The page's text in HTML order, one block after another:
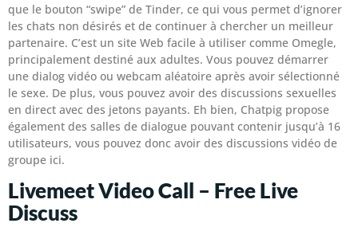
que le bouton “swipe” de Tinder, ce qui vous permet d’ignorer
les chats non désirés et de continuer à chercher un meilleur
partenaire. C’est un site Web facile à utiliser comme Omegle,
principalement destiné aux adultes. Vous pouvez démarrer
une dialog vidéo ou webcam aléatoire après avoir sélectionné
le sexe. De plus, vous pouvez avoir des discussions sexuelles
en direct avec des jetons payants. Eh bien, Chatpig propose
également des salles de dialogue pouvant contenir jusqu’à 16
utilisateurs, vous pouvez donc avoir des discussions vidéo de
groupe ici.
Livemeet Video Call – Free Live
Discuss